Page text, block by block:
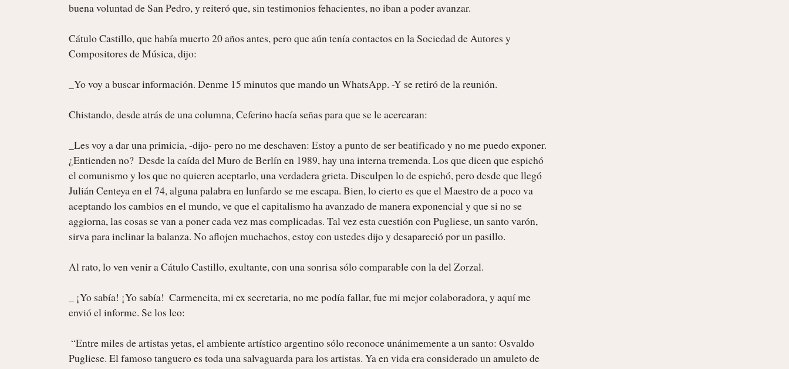
buena voluntad de San Pedro, y reiteró que, sin testimonios fehacientes, no iban a poder avanzar.
Cátulo Castillo, que había muerto 20 años antes, pero que aún tenía contactos en la Sociedad de Autores y
Compositores de Música, dijo:
_Yo voy a buscar información. Denme 15 minutos que mando un WhatsApp. -Y se retiró de la reunión.
Chistando, desde atrás de una columna, Ceferino hacía señas para que se le acercaran:
_Les voy a dar una primicia, -dijo- pero no me deschaven: Estoy a punto de ser beatificado y no me puedo exponer.
¿Entienden no?  Desde la caída del Muro de Berlín en 1989, hay una interna tremenda. Los que dicen que espichó
el comunismo y los que no quieren aceptarlo, una verdadera grieta. Disculpen lo de espichó, pero desde que llegó
Julián Centeya en el 74, alguna palabra en lunfardo se me escapa. Bien, lo cierto es que el Maestro de a poco va
aceptando los cambios en el mundo, ve que el capitalismo ha avanzado de manera exponencial y que si no se
aggiorna, las cosas se van a poner cada vez mas complicadas. Tal vez esta cuestión con Pugliese, un santo varón,
sirva para inclinar la balanza. No aflojen muchachos, estoy con ustedes dijo y desapareció por un pasillo.
Al rato, lo ven venir a Cátulo Castillo, exultante, con una sonrisa sólo comparable con la del Zorzal.
_ ¡Yo sabía! ¡Yo sabía!  Carmencita, mi ex secretaria, no me podía fallar, fue mi mejor colaboradora, y aquí me
envió el informe. Se los leo:
Pugliese. El famoso tanguero es toda una salvaguarda para los artistas. Ya en vida era considerado un amuleto de